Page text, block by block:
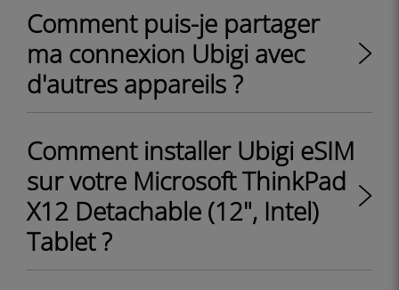
Comment puis-je partager
ma connexion Ubigi avec
d'autres appareils ?
Comment installer Ubigi eSIM
sur votre Microsoft ThinkPad
X12 Detachable (12", Intel)
Tablet ?